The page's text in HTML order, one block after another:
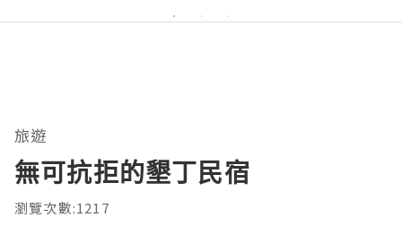
旅遊
無可抗拒的墾丁民宿
瀏覽次數:1217